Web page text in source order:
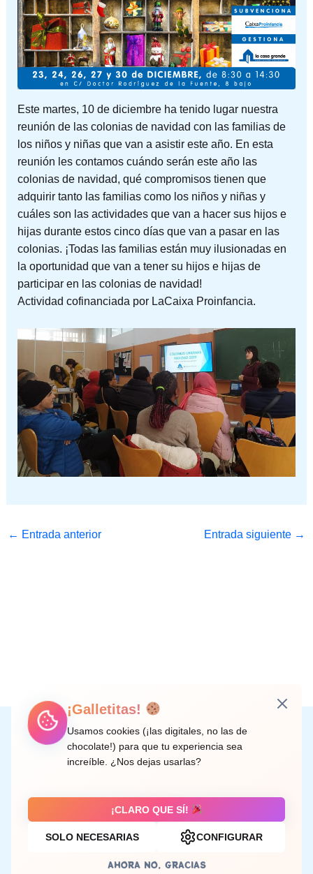
Este martes, 10 de diciembre ha tenido lugar nuestra
reunión de las colonias de navidad con las familias de
los niños y niñas que van a asistir este año. En esta
reunión les contamos cuándo serán este año las
colonias de navidad, qué compromisos tienen que
adquirir tanto las familias como los niños y niñas y
cuáles son las actividades que van a hacer sus hijos e
hijas durante estos cinco días que van a pasar en las
colonias. ¡Todas las familias están muy ilusionadas en
la oportunidad que van a tener su hijos e hijas de
participar en las colonias de navidad!
Actividad cofinanciada por LaCaixa Proinfancia.
← Entrada anterior Entrada siguiente →
Instagram
Facebook
X LinkedIn
Correo electrónico
C/ Doctor Rodríguez de la Fuente, 8 València
Aviso legal
¡Galletitas!
Usamos cookies (¡las digitales, no las de
chocolate!) para que tu experiencia sea
increíble. ¿Nos dejas usarlas?
¡CLARO QUE SÍ!
SOLO NECESARIAS CONFIGURAR
AHORA NO, GRACIAS